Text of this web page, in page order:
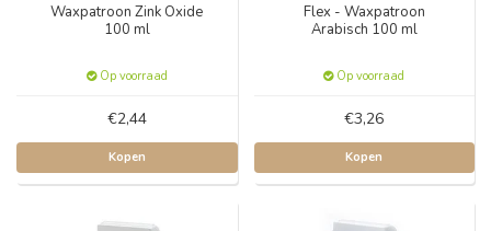
Waxpatroon Zink Oxide
100 ml
Op voorraad
€2,44
Kopen
Flex - Waxpatroon
Arabisch 100 ml
Op voorraad
€3,26
Kopen